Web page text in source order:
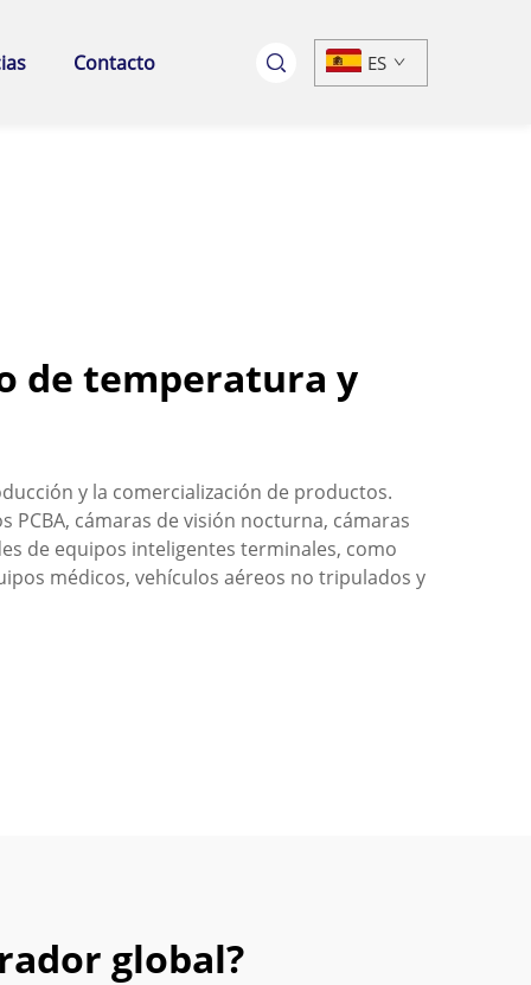
Contacto ES
de temperatura y
y la comercialización de productos.
cámaras de visión nocturna, cámaras
de equipos inteligentes terminales, como
médicos, vehículos aéreos no tripulados y
global?